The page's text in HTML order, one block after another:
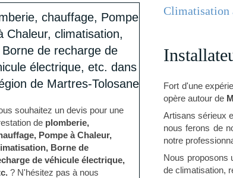
Climatisation
Fort d'une
opère autour de
Artisans sérieux
nous ferons de
notre
Nous proposons
de climatisation,
chauffage, Pompe
Chaleur, climatisation,
Borne de recharge de
électrique, etc. dans
de Martres-Tolosane
souhaitez un devis pour une
de plomberie,
Pompe à Chaleur,
Borne de
de véhicule électrique,
? N'hésitez pas à nous